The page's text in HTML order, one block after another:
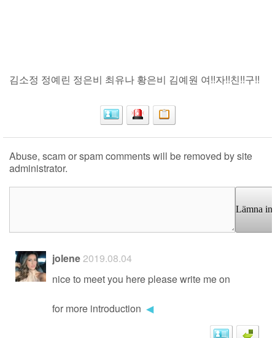
김소정 정예린 정은비 최유나 황은비 김예원 여!!자!!친!!구!!
Abuse, scam or spam comments will be removed by site
administrator.
Lämna in
jolene2019.08.04
nice to meet you here please write me on
for more introduction ◀